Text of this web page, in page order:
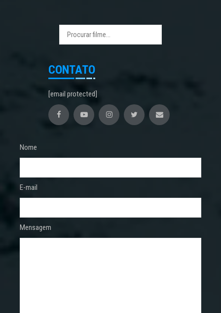
CONTATO
[email protected]
Nome
E-mail
Mensagem